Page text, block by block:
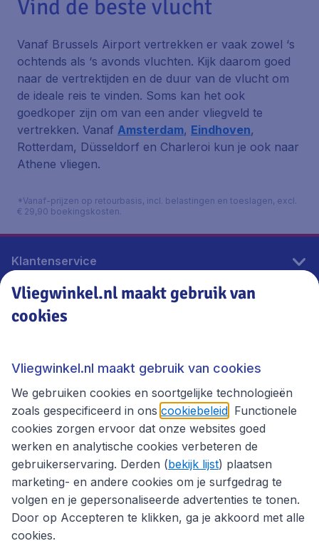
Vind de beste vlucht
Vanaf Brussels Airport vertrekken er vaak zowel ‘s
ochtends als ‘s avonds vluchten. Kijk daarom goed
naar de vertrektijden en de duur van de vlucht om
de ideale reis te vinden. Soms kan het ook
goedkoper zijn om van een ander vliegveld te
vertrekken. Vanaf Amsterdam, Eindhoven,
Rotterdam, Düsseldorf en Charleroi kun je ook naar
Athene vliegen.
*Vanaf-prijzen op retourbasis, incl. belastingen en toeslagen, excl.
€ 29,90 boekingskosten.
Klantenservice
Vliegwinkel.nl
Thema's
Vliegwinkel.nl maakt gebruik van
cookies
Vliegwinkel.nl maakt gebruik van cookies
We gebruiken cookies en soortgelijke technologieën
zoals gespecificeerd in ons cookiebeleid . Functionele
cookies zorgen ervoor dat onze websites goed
werken en analytische cookies verbeteren de
gebruikerservaring. Derden (bekijk lijst) plaatsen
marketing- en andere cookies om je surfgedrag te
volgen en je gepersonaliseerde advertenties te tonen.
Door op Accepteren te klikken, ga je akkoord met alle
cookies.